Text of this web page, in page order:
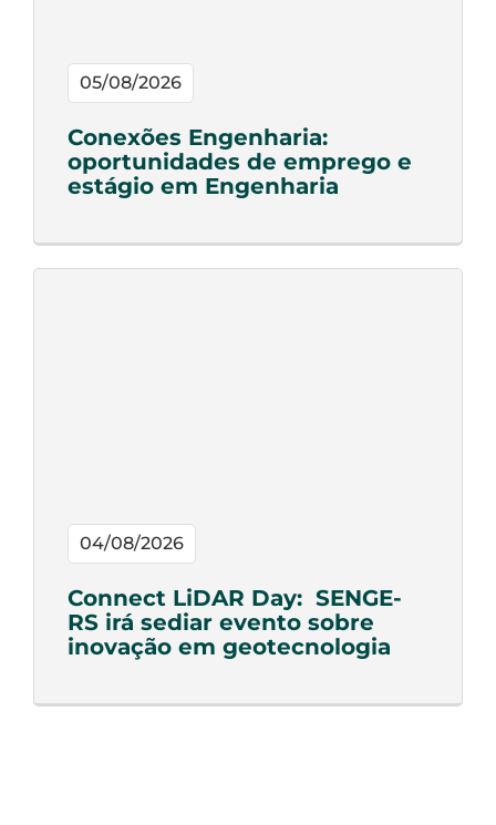
05/08/2026
Conexões Engenharia:
oportunidades de emprego e
estágio em Engenharia
04/08/2026
Connect LiDAR Day: SENGE-
RS irá sediar evento sobre
inovação em geotecnologia